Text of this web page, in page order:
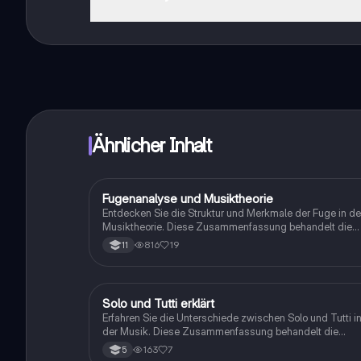
auf deinem Handy.
Ähnlicher Inhalt
Musik
Fugenanalyse und Musiktheorie
Entdecken Sie die Struktur und Merkmale der Fuge in
Musiktheorie. Diese Zusammenfassung behandelt die
Definition, den Aufbau, die Unterschiede zwischen
Homophonie und Polyphonie sowie verschiedene Arten
11 816 19
Musik
Solo und Tutti erklärt
Erfahren Sie die Unterschiede zwischen Solo und Tutti in
der Musik. Diese Zusammenfassung behandelt die
Definitionen, Merkmale und Beispiele für Solo-Passagen,
5 163 7